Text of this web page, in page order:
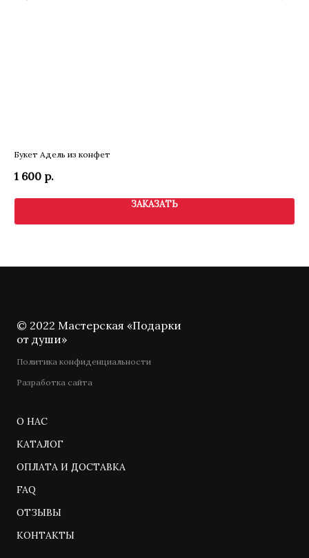
Букет Адель из конфет
1 600 р.
ЗАКАЗАТЬ
© 2022 Мастерская «Подарки
от души»
Политика конфиденциальности
Разработка сайта
О НАС
КАТАЛОГ
ОПЛАТА И ДОСТАВКА
FAQ
ОТЗЫВЫ
КОНТАКТЫ